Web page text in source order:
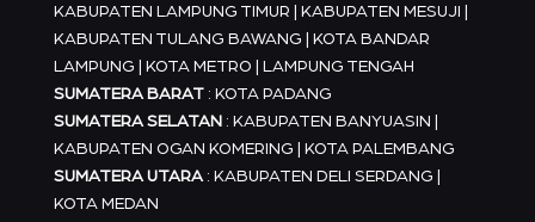
KABUPATEN LAMPUNG TIMUR | KABUPATEN MESUJI |
KABUPATEN TULANG BAWANG | KOTA BANDAR
LAMPUNG | KOTA METRO | LAMPUNG TENGAH
SUMATERA BARAT: KOTA PADANG
SUMATERA SELATAN : KABUPATEN BANYUASIN |
KABUPATEN OGAN KOMERING | KOTA PALEMBANG
SUMATERA UTARA: KABUPATEN DELI SERDANG |
KOTA MEDAN